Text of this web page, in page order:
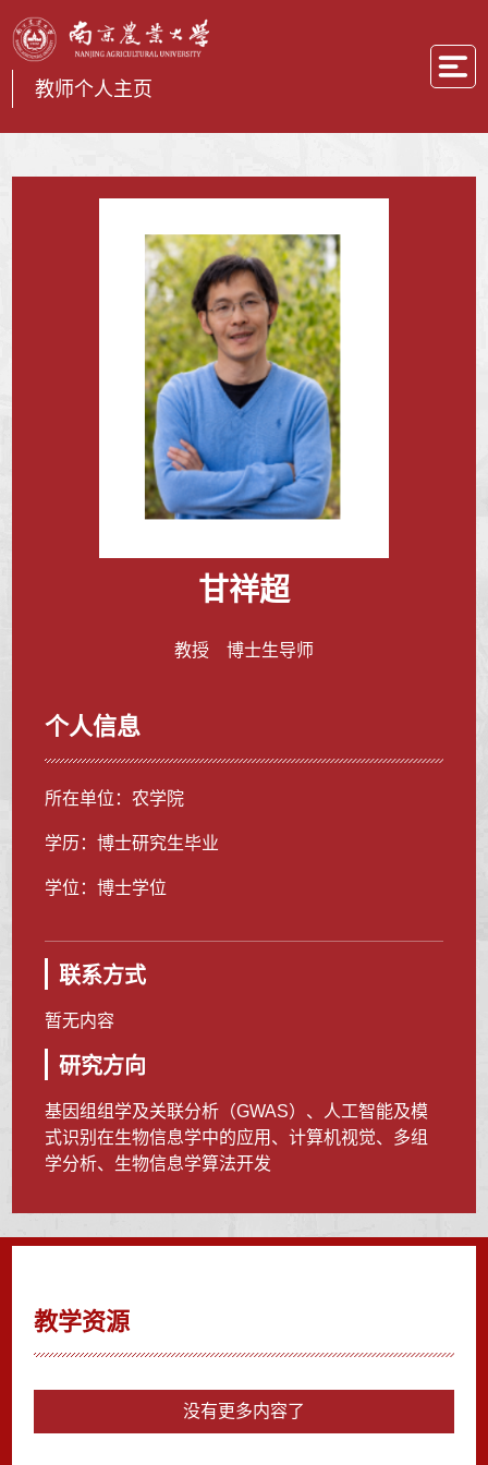
教师个人主页
甘祥超
教授 博士生导师
个人信息
所在单位：农学院
学历：博士研究生毕业
学位：博士学位
联系方式
暂无内容
研究方向
基因组组学及关联分析（GWAS）、人工智能及模
式识别在生物信息学中的应用、计算机视觉、多组
学分析、生物信息学算法开发
教学资源
没有更多内容了